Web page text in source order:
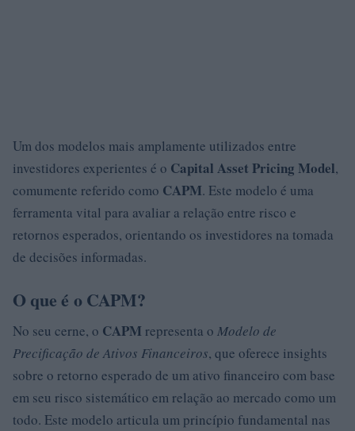
Um dos modelos mais amplamente utilizados entre
investidores experientes é o Capital Asset Pricing Model,
comumente referido como CAPM. Este modelo é uma
ferramenta vital para avaliar a relação entre risco e
retornos esperados, orientando os investidores na tomada
de decisões informadas.
O que é o CAPM?
No seu cerne, o CAPM representa o Modelo de
Precificação de Ativos Financeiros, que oferece insights
sobre o retorno esperado de um ativo financeiro com base
em seu risco sistemático em relação ao mercado como um
todo. Este modelo articula um princípio fundamental nas